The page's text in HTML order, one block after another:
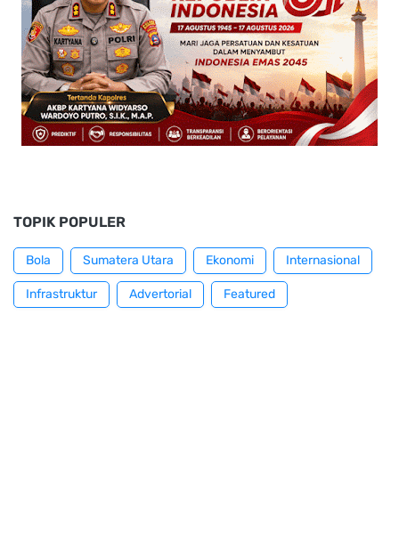
TOPIK POPULER
Bola Sumatera Utara Ekonomi Internasional
Infrastruktur Advertorial Featured